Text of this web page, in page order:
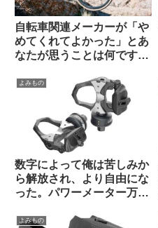
自転車関連メーカーが「や
めてくれてよかった」とあ
なたが思うことは何ですか
よみもの
数字によって俺は苦しみか
ら解放され、より自由にな
った。パワーメーター万
よみもの